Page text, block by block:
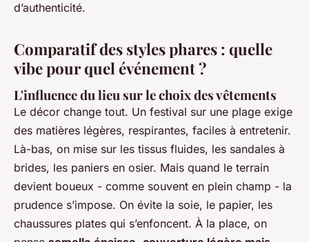
d’authenticité.
Comparatif des styles phares : quelle
vibe pour quel événement ?
L'influence du lieu sur le choix des vêtements
Le décor change tout. Un festival sur une plage exige
des matières légères, respirantes, faciles à entretenir.
Là-bas, on mise sur les tissus fluides, les sandales à
brides, les paniers en osier. Mais quand le terrain
devient boueux - comme souvent en plein champ - la
prudence s’impose. On évite la soie, le papier, les
chaussures plates qui s’enfoncent. À la place, on